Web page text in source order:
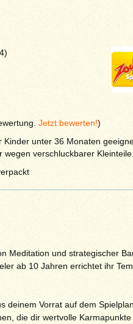
Jetzt bewerten!)
Kinder unter 36 Monaten
wegen verschluckbarer Kleinteile.
Meditation und strategischer
ab 10 Jahren errichtet ihr
deinem Vorrat auf dem
die dir wertvolle Karmapunkte